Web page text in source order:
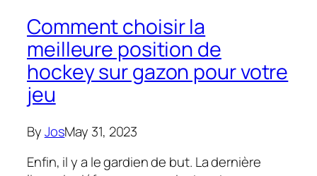
Comment choisir la
meilleure position de
hockey sur gazon pour votre
jeu
ByJosMay 31, 2023
Enfin, il y a le gardien de but. La dernière